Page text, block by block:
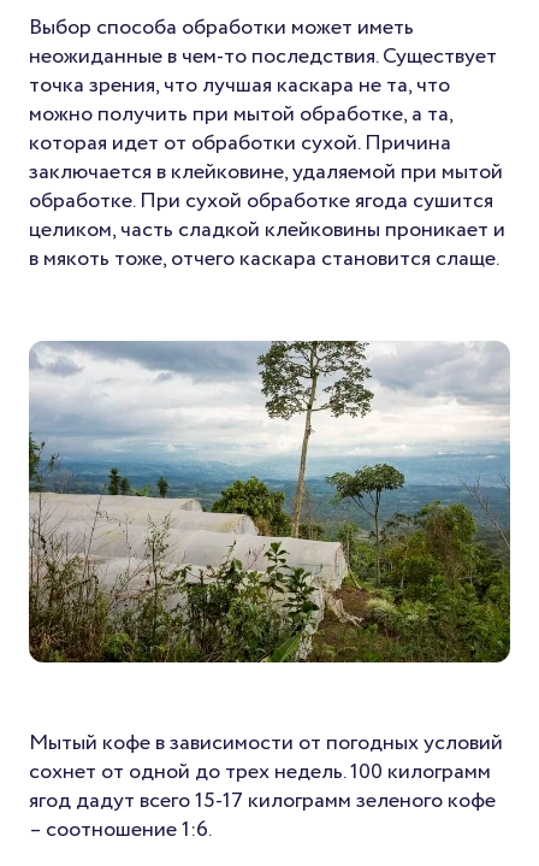
Выбор способа обработки может иметь
неожиданные в чем-то последствия. Существует
точка зрения, что лучшая каскара не та, что
можно получить при мытой обработке, а та,
которая идет от обработки сухой. Причина
заключается в клейковине, удаляемой при мытой
обработке. При сухой обработке ягода сушится
целиком, часть сладкой клейковины проникает и
в мякоть тоже, отчего каскара становится слаще.
Мытый кофе в зависимости от погодных условий
сохнет от одной до трех недель. 100 килограмм
ягод дадут всего 15-17 килограмм зеленого кофе
– соотношение 1:6.